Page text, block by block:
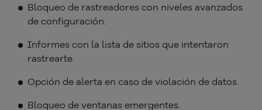
Bloqueo de rastreadores con niveles avanzados
de configuración.
Informes con la lista de sitios que intentaron
rastrearte.
Opción de alerta en caso de violación de datos.
Bloqueo de ventanas emergentes.